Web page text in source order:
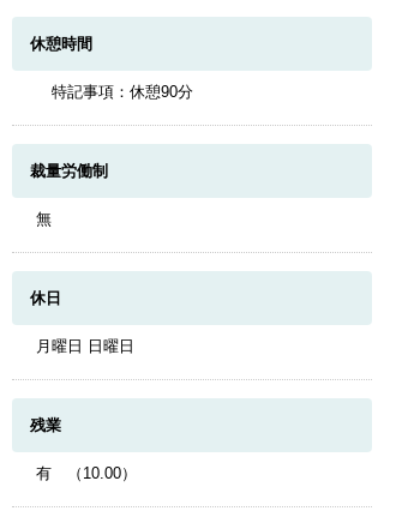
休憩時間
特記事項：休憩90分
裁量労働制
無
休日
月曜日 日曜日
残業
有 （10.00）